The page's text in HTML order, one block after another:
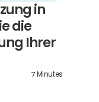
in
die
Ihrer
7Minutes